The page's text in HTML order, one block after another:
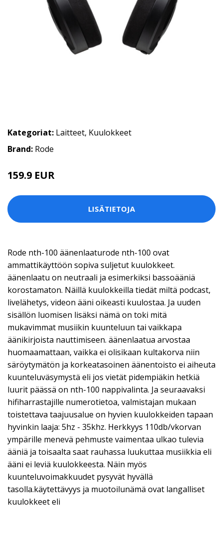
Kategoriat: Laitteet, Kuulokkeet
Brand: Rode
159.9 EUR
LISÄTIETOJA
Rode nth-100 äänenlaaturode nth-100 ovat
ammattikäyttöön sopiva suljetut kuulokkeet.
äänenlaatu on neutraali ja esimerkiksi bassoääniä
korostamaton. Näillä kuulokkeilla tiedät miltä podcast,
livelähetys, videon ääni oikeasti kuulostaa. Ja uuden
sisällön luomisen lisäksi nämä on toki mitä
mukavimmat musiikin kuunteluun tai vaikkapa
äänikirjoista nauttimiseen. äänenlaatua arvostaa
huomaamattaan, vaikka ei olisikaan kultakorva niin
säröytymätön ja korkeatasoinen äänentoisto ei aiheuta
kuunteluväsymystä eli jos vietät pidempiäkin hetkiä
luurit päässä on nth-100 nappivalinta. Ja seuraavaksi
hifiharrastajille numerotietoa, valmistajan mukaan
toistettava taajuusalue on hyvien kuulokkeiden tapaan
hyvinkin laaja: 5hz - 35khz. Herkkyys 110db/vkorvan
ympärille menevä pehmuste vaimentaa ulkao tulevia
ääniä ja toisaalta saat rauhassa luukuttaa musiikkia eli
ääni ei leviä kuulokkeesta. Näin myös
kuunteluvoimakkuudet pysyvät hyvällä
tasolla.käytettävyys ja muotoilunämä ovat langalliset
kuulokkeet eli